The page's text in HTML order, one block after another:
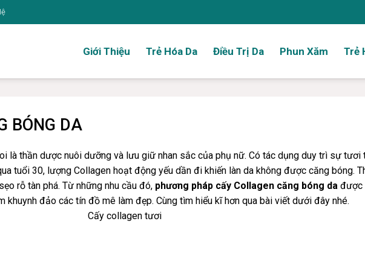
Giới Thiệu Trẻ Hóa Da Điều Trị Da Phun Xăm Trẻ
BÓNG DA
là thần dược nuôi dưỡng và lưu giữ nhan sắc của phụ nữ. Có tác dụng duy trì sự tươi
tuổi 30, lượng Collagen hoạt động yếu dần đi khiến làn da không được căng bóng.
rỗ tàn phá. Từ những nhu cầu đó, phương pháp cấy Collagen căng bóng da được
khuynh đảo các tín đồ mê làm đẹp. Cùng tìm hiểu kĩ hơn qua bài viết dưới đây nhé.